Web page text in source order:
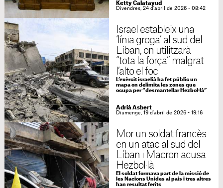
Ketty Calatayud
Divendres, 24 d'abril de 2026 - 08:42
Israel estableix una
‘línia groga’ al sud del
Líban, on utilitzarà
“tota la força” malgrat
l’alto el foc
L’exèrcit israelià ha fet públic un
mapa on delimita les zones que
ocupa per “desmantellar Hezbol·là”
Adrià Asbert
Diumenge, 19 d'abril de 2026 - 19:16
Mor un soldat francès
en un atac al sud del
Líban i Macron acusa
Hezbol·là
El soldat formava part de la missió de
les Nacions Unides al país i tres altres
han resultat ferits